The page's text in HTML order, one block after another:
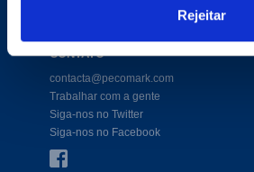
Rejeitar
CONTATO
contacta@pecomark.com
Trabalhar com a gente
Siga-nos no Twitter
Siga-nos no Facebook